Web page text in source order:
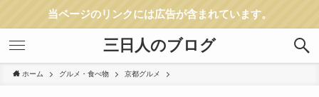
当ページのリンクには広告が含まれています。
三日人のブログ
ホーム グルメ・食べ物 京都グルメ